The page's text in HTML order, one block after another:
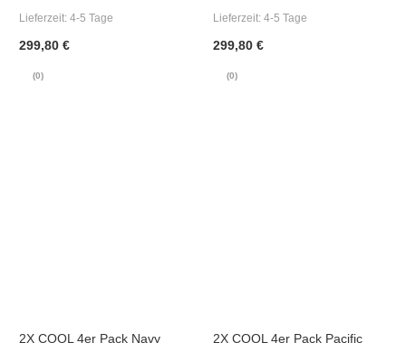
Lieferzeit: 4-5 Tage
299,80 €
(0)
Lieferzeit: 4-5 Tage
299,80 €
(0)
2X COOL 4er Pack Navy
2X COOL 4er Pack Pacific